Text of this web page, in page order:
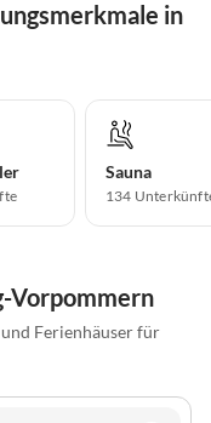
in
Sauna
134
Vorpommern
Ferienhäuser für